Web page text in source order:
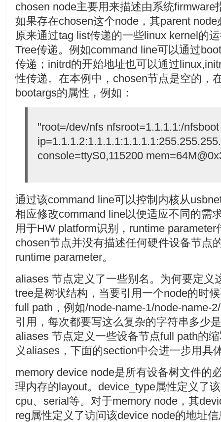
chosen node主要用来描述由系统firmware
如果存在chosen这个node，其parent node
原来通过tag list传递的一些linux kernel的
Tree传递。例如command line可以通过
传递；initrd的开始地址也可以通过
性传递。在本例中，chosen节点是空的，
bootargs的属性，例如：
"root=/dev/nfs nfsroot=1.1.1.1:/nfsboot
console=ttyS0,115200
通过该command line可以控制内核从
相应修改command line以便适应不同的需
用于HW platform识别，runtime
chosen节点并没有描述任何硬件设备节点
runtime parameter。
aliases 节点定义了一些别名。为何要定义
tree是树状结构，当要引用一个node的时
full path，例如/node-name-1/node-name-
引用，每次都要写这么复杂的字符串多少
aliases 节点定义一些设备节点full path的
义aliases，下面的section中会进一步用具
memory device node是所有设备树文件的
理内存的layout。device_type属性定义了
cpu、serial等。对于memory node，其
reg属性定义了访问该device node的地址